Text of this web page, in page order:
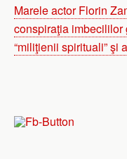
Marele actor Florin
conspiraţia imbecililor
“miliţienii spirituali” şi